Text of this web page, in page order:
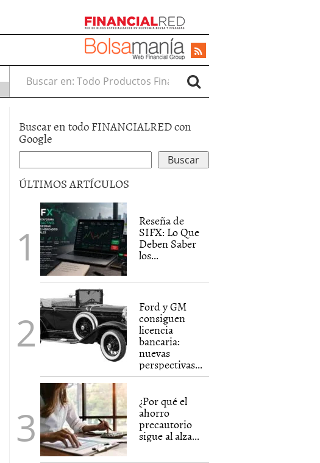
Buscar en:
Buscar en todo FINANCIALRED con
Google
ÚLTIMOS ARTÍCULOS
Reseña de
SIFX: Lo Que
Deben Saber
los...
Ford y GM
consiguen
licencia
bancaria:
nuevas
perspectivas...
¿Por qué el
ahorro
precautorio
sigue al alza...